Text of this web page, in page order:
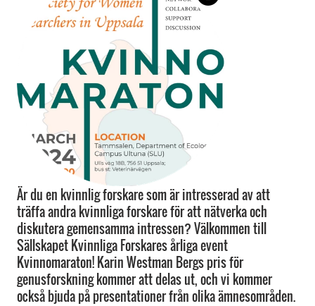
Är du en kvinnlig forskare som är intresserad av att
träffa andra kvinnliga forskare för att nätverka och
diskutera gemensamma intressen? Välkommen till
Sällskapet Kvinnliga Forskares årliga event
Kvinnomaraton! Karin Westman Bergs pris för
genusforskning kommer att delas ut, och vi kommer
också bjuda på presentationer från olika ämnesområden.